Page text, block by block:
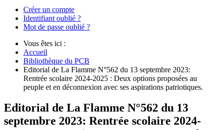
Créer un compte
Identifiant oublié ?
Mot de passe oublié ?
Vous êtes ici :
Accueil
Bibliothèque du PCB
Editorial de La Flamme N°562 du 13 septembre 2023:
Rentrée scolaire 2024-2025 : Deux options proposées au
peuple et en déconnexion avec ses aspirations patriotiques.
Editorial de La Flamme N°562 du 13
septembre 2023: Rentrée scolaire 2024-